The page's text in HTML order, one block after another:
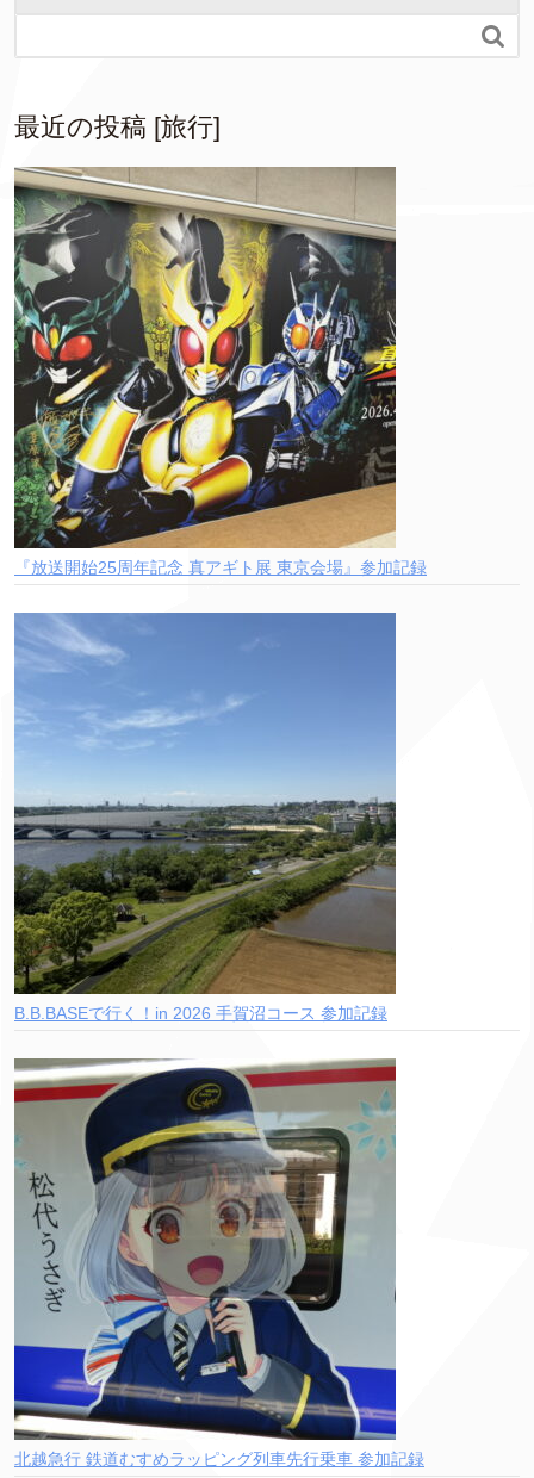

最近の投稿 [旅行]
『放送開始25周年記念 真アギト展 東京会場』参加記録
B.B.BASEで行く！in 2026 手賀沼コース 参加記録
北越急行 鉄道むすめラッピング列車先行乗車 参加記録